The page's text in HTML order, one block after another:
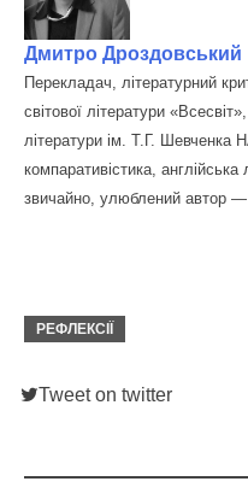
Дмитро Дроздовський
Перекладач, літературний
світової літератури
літератури ім. Т.Г. Шевченка
компаративістика, англійська
звичайно, улюблений автор
РЕФЛЕКСІЇ
Tweet on twitter